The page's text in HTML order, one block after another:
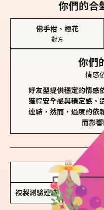
你們的合
佛手柑、橙花
對方
你們
情感
好友型提供穩定的情感
獲得安全感與穩定感。
連結，然而，過度的依
而影響
儲
複製測驗連結